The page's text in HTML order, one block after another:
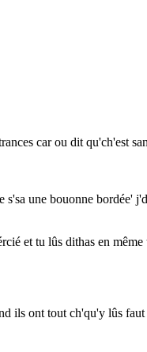
car ou dit qu'ch'est
une bouonne bordée'
et tu lûs dithas en
ils ont tout ch'qu'y lûs